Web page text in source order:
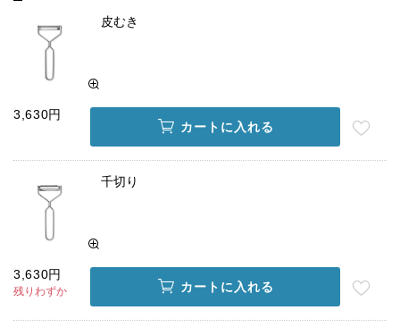
皮むき
3,630円
カートに入れる
千切り
3,630円
残りわずか カートに入れる